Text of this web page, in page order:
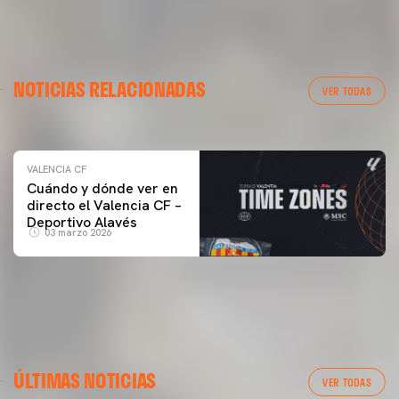
NOTICIAS RELACIONADAS VER TODAS
ENTRENAMIENTO DEL VALENCIA CF 04/03/26
VALENCIA CF
Cuándo y dónde ver en
directo el Valencia CF –
Deportivo Alavés
03 marzo 2026
ÚLTIMAS NOTICIAS VER TODAS